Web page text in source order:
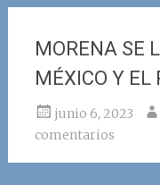
MORENA SE
MÉXICO Y EL
junio 6, 2023
comentarios